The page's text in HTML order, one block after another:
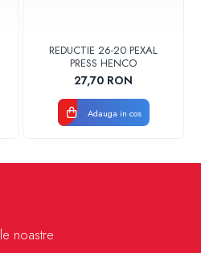
REDUCTIE 26-20 PEXAL
PRESS HENCO
27,70 RON
Adauga in cos
noastre